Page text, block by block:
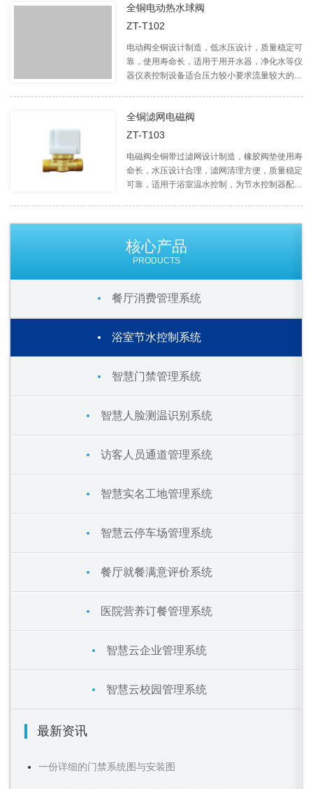
核心产品
PRODUCTS
餐厅消费管理系统
浴室节水控制系统
智慧门禁管理系统
智慧人脸测温识别系统
访客人员通道管理系统
智慧实名工地管理系统
智慧云停车场管理系统
餐厅就餐满意评价系统
医院营养订餐管理系统
智慧云企业管理系统
智慧云校园管理系统
最新资讯
一份详细的门禁系统图与安装图
全铜电动热水球阀
ZT-T102
电动阀全铜设计制造，低水压设计，质量稳定可
靠，使用寿命长，适用于用开水器，净化水等仪
器仪表控制设备适合压力较小要求流量较大的场
全铜滤网电磁阀
ZT-T103
电磁阀全铜带过滤网设计制造，橡胶阀垫使用寿
命长，水压设计合理，滤网清理方便，质量稳定
可靠，适用于浴室温水控制，为节水控制器配套